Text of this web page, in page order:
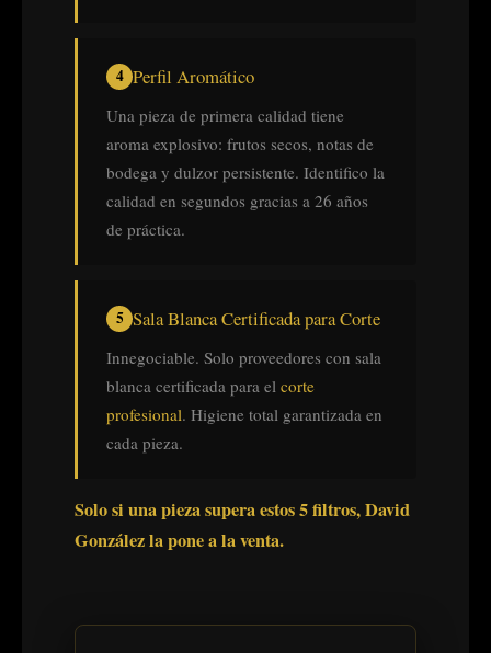
Perfil Aromático
Una pieza de primera calidad tiene
aroma explosivo: frutos secos, notas de
bodega y dulzor persistente. Identifico la
calidad en segundos gracias a 26 años
de práctica.
Sala Blanca Certificada para Corte
Innegociable. Solo proveedores con sala
blanca certificada para el corte
profesional. Higiene total garantizada en
cada pieza.
Solo si una pieza supera estos 5 filtros, David
González la pone a la venta.